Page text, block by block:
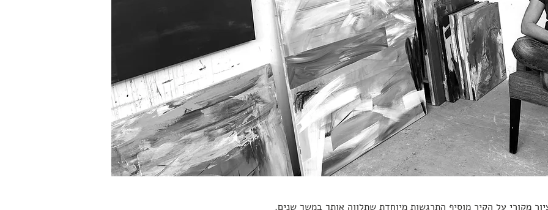
מקורי על הקיר מוסיף התרגשות מיוחדת שתלווה אותך במשך שנים.